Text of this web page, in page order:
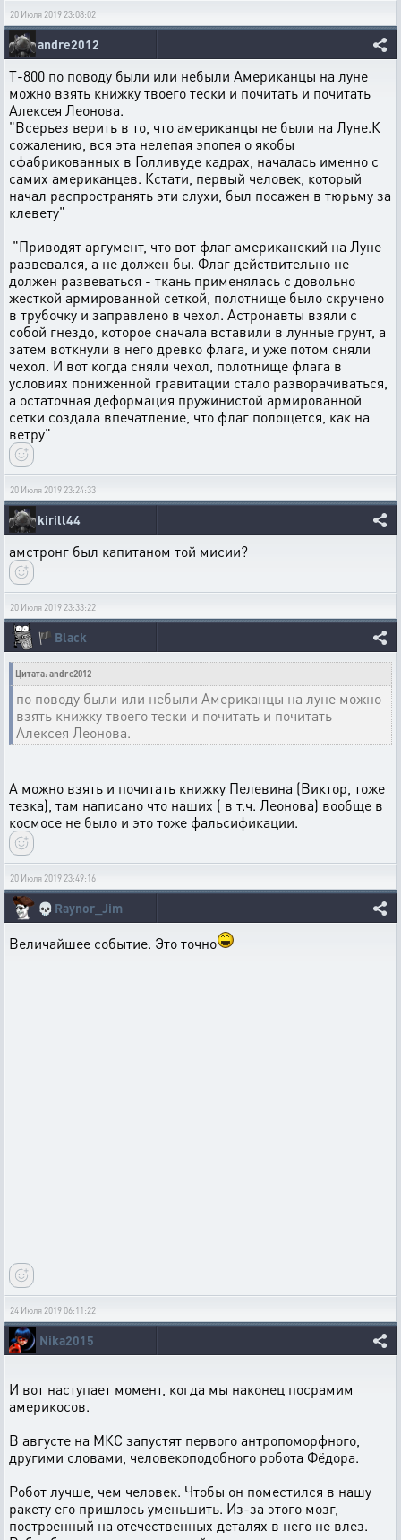
20 Июля 2019 23:08:02
andre2012
T-800 по поводу были или небыли Американцы на луне
можно взять книжку твоего тески и почитать и почитать
Алексея Леонова.
"Всерьез верить в то, что американцы не были на Луне.К
сожалению, вся эта нелепая эпопея о якобы
сфабрикованных в Голливуде кадрах, началась именно с
самих американцев. Кстати, первый человек, который
начал распространять эти слухи, был посажен в тюрьму за
клевету"
"Приводят аргумент, что вот флаг американский на Луне
развевался, а не должен бы. Флаг действительно не
должен развеваться - ткань применялась с довольно
жесткой армированной сеткой, полотнище было скручено
в трубочку и заправлено в чехол. Астронавты взяли с
собой гнездо, которое сначала вставили в лунные грунт, а
затем воткнули в него древко флага, и уже потом сняли
чехол. И вот когда сняли чехол, полотнище флага в
условиях пониженной гравитации стало разворачиваться,
а остаточная деформация пружинистой армированной
сетки создала впечатление, что флаг полощется, как на
ветру"
20 Июля 2019 23:24:33
kirill44
амстронг был капитаном той мисии?
20 Июля 2019 23:33:22
🏴 Black
Цитата: andre2012
по поводу были или небыли Американцы на луне можно
взять книжку твоего тески и почитать и почитать
Алексея Леонова.
А можно взять и почитать книжку Пелевина (Виктор, тоже
тезка), там написано что наших ( в т.ч. Леонова) вообще в
космосе не было и это тоже фальсификации.
20 Июля 2019 23:49:16
💀 Raynor_Jim
Величайшее событие. Это точно
24 Июля 2019 06:11:22
Nika2015
И вот наступает момент, когда мы наконец посрамим
америкосов.
В августе на МКС запустят первого антропоморфного,
другими словами, человекоподобного робота Фёдора.
Робот лучше, чем человек. Чтобы он поместился в нашу
ракету его пришлось уменьшить. Из-за этого мозг,
построенный на отечественных деталях в него не влез.